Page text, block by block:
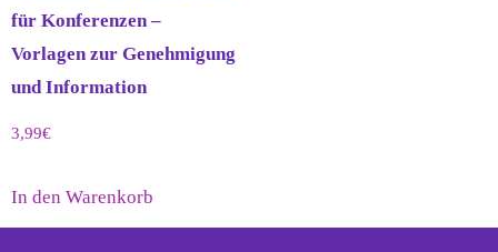
für Konferenzen –
Vorlagen zur Genehmigung
und Information
3,99€
In den Warenkorb